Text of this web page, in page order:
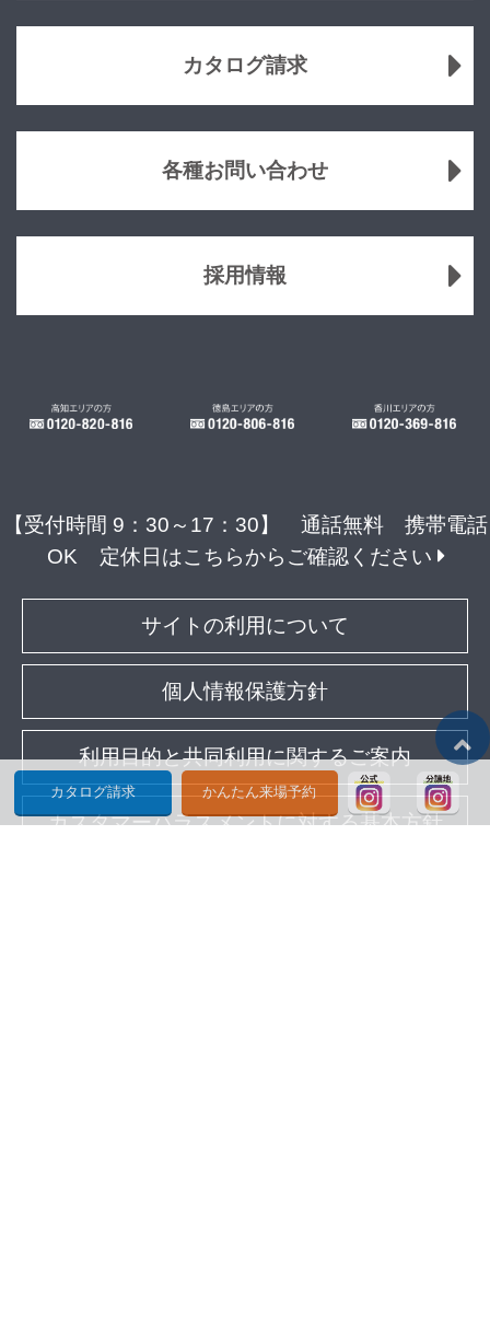
カタログ請求
各種お問い合わせ
採用情報
【受付時間 9：30～17：30】 通話無料 携帯電話
OK
定休日はこちらからご確認ください
サイトの利用について
個人情報保護方針
利用目的と共同利用に関するご案内
カスタマーハラスメントに対する基本方針
カタログ請求 かんたん来場予約